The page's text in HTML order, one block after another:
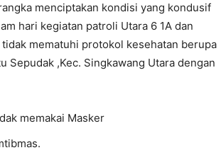
menciptakan kondisi yang kondusif
hari kegiatan patroli Utara 6 1A dan
mematuhi protokol kesehatan berupa
Sepudak ,Kec. Singkawang Utara dengan
memakai Masker